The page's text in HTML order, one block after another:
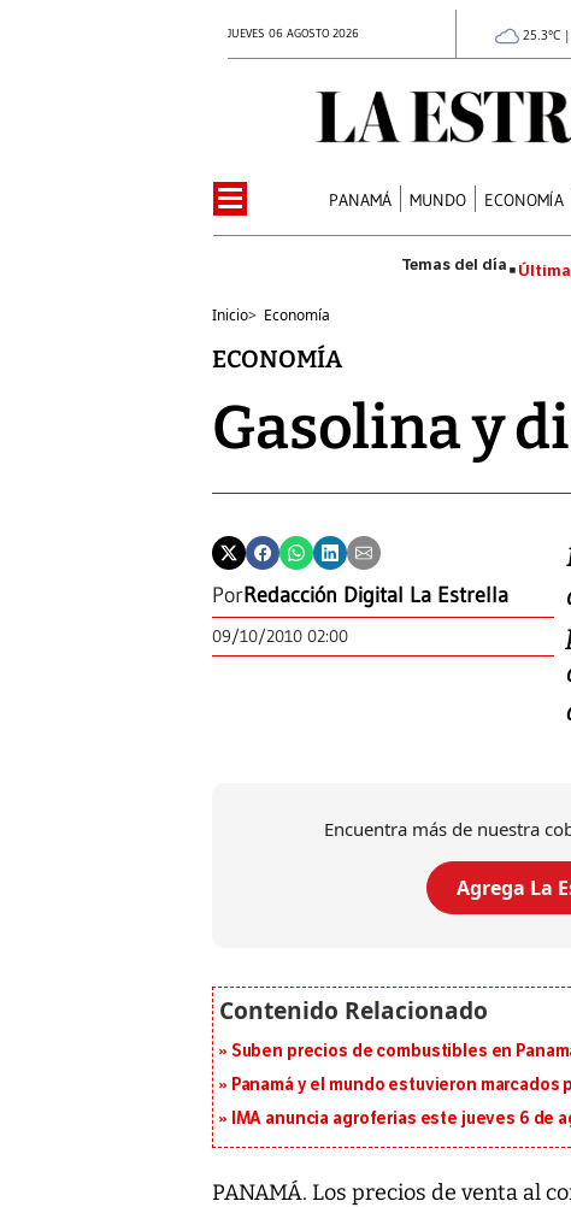
JUEVES 06 AGOSTO 2026 25.3°C |
PANAMÁ MUNDO ECONOMÍA
Inicio> Economía
ECONOMÍA
Gasolina y
PorRedacción Digital La Estrella
09/10/2010 02:00
Encuentra más de nuestra
Agrega La
Suben precios de combustibles en
Panamá y el mundo estuvieron
IMA anuncia agroferias este jueves 6 de
PANAMÁ. Los precios de venta al